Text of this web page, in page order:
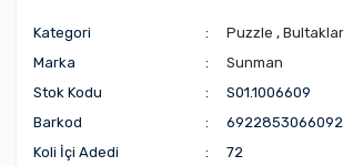
Kategori Puzzle ,Bultaklar
Marka
Sunman
Stok Kodu
S01.1006609
Barkod
6922853066092
Koli İçi Adedi
72